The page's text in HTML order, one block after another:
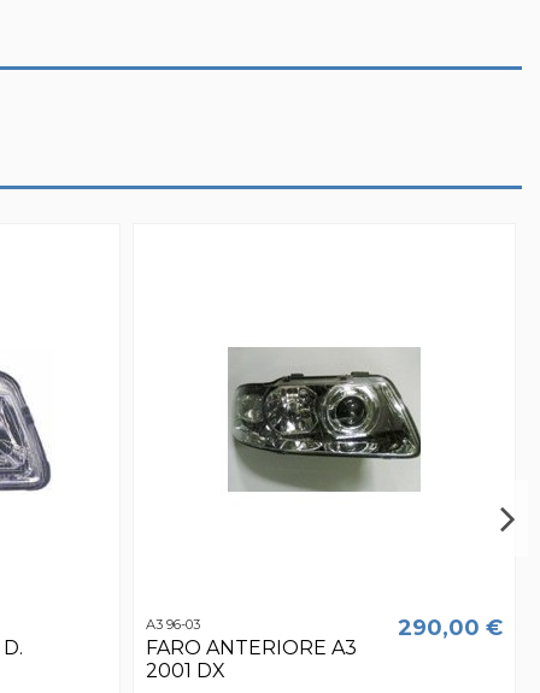
A3 96-03
FARO ANTERIORE A3
2001 DX
290,00 €